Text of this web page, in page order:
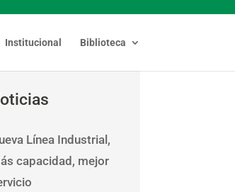
Institucional Biblioteca
Línea Industrial,
capacidad, mejor